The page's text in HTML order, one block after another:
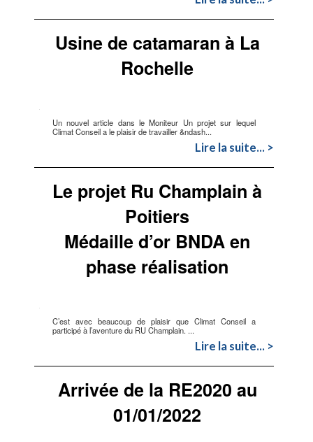
Usine de catamaran à La
Rochelle
Un nouvel article dans le Moniteur Un projet sur lequel
Climat Conseil a le plaisir de travailler &ndash...
Lire la suite... >
Le projet Ru Champlain à
Poitiers
Médaille d’or BNDA en
phase réalisation
C’est avec beaucoup de plaisir que Climat Conseil a
participé à l’aventure du RU Champlain. ...
Lire la suite... >
Arrivée de la RE2020 au
01/01/2022